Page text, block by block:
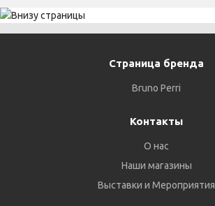
Страница бренда
Bruno Perri
Контакты
О нас
Наши магазины
Выставки и Мероприятия